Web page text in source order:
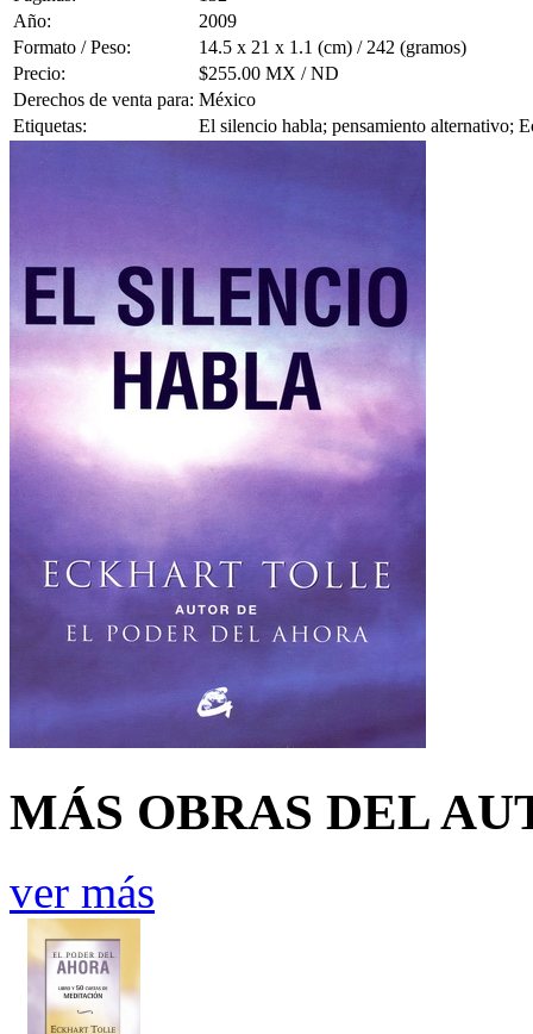
Año:
2009
Formato / Peso:
14.5 x 21 x 1.1 (cm) / 242 (gramos)
Precio:
$255.00 MX / ND
Derechos de venta para: México
Etiquetas:
El silencio habla; pensamiento alternativo;
MÁS OBRAS DEL
ver más